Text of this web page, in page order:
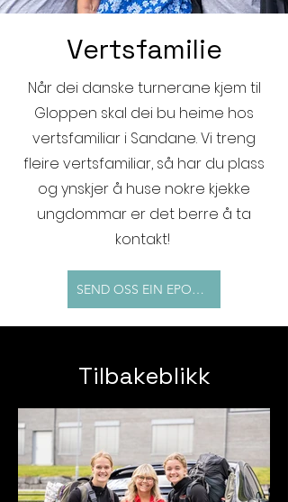
Vertsfamilie
Når dei danske turnerane kjem til
Gloppen skal dei bu heime hos
vertsfamiliar i Sandane. Vi treng
fleire vertsfamiliar, så har du plass
og ynskjer å huse nokre kjekke
ungdommar er det berre å ta
kontakt!
SEND OSS EIN EPOST HER
Tilbakeblikk